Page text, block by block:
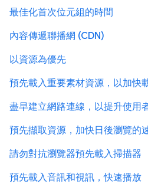
最佳化首次位元組的時間
內容傳遞聯播網 (CDN)
以資源為優先
預先載入重要素材資源，以加快
盡早建立網路連線，以提升使用
預先擷取資源，加快日後瀏覽的
請勿對抗瀏覽器預先載入掃描器
預先載入音訊和視訊，快速播放